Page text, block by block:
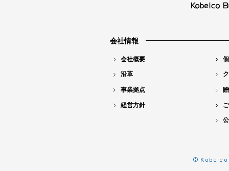
会社情報
会社概要
沿革
事業拠点
経営方針
©